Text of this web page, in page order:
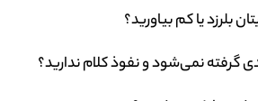
بلرزد یا کم بیاورید؟
گرفته نمی‌شود و نفوذ کلام ندارید؟